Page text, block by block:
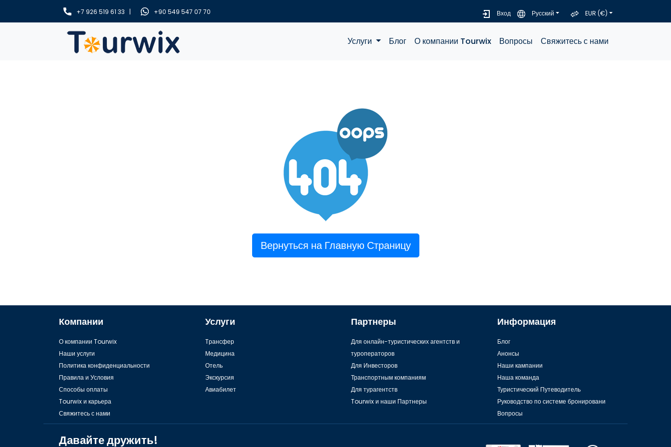
+7 926 519 61 33 | +90 549 547 07 70 Вход Русский EUR (€)
Услуги Блог О компании Tourwix Вопросы Свяжитесь с нами
Вернуться на Главную Страницу
Компании
О компании Tourwix
Наши услуги
Политика конфиденциальности
Правила и Условия
Способы оплаты
Tourwix и карьера
Свяжитесь с нами
Услуги
Tрансфер
Медицина
Отель
Экскурсия
Авиабилет
Партнеры
Для онлайн-туристических агентств и
туроператоров
Для Инвесторов
Транспортным компаниям
Для турагентств
Tourwix и наши Партнеры
Информация
Блог
Анонсы
Наши кампании
Наша команда
Туристический Путеводитель
Руководство по системе бронировани
Вопросы
Давайте дружить!